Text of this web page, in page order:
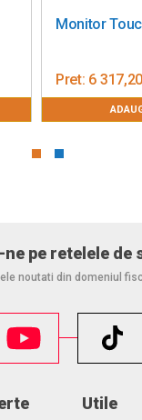
Monitor
Pret: 6
pe retelele de
noutati din domeniul
Utile